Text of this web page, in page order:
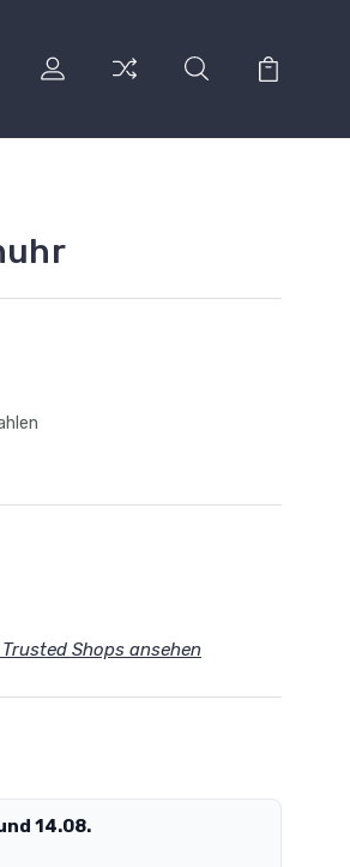
Shops ansehen
14.08.